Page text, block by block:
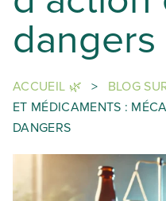
dangers
ACCUEIL 🌿 > BLOG
ET MÉDICAMENTS :
DANGERS